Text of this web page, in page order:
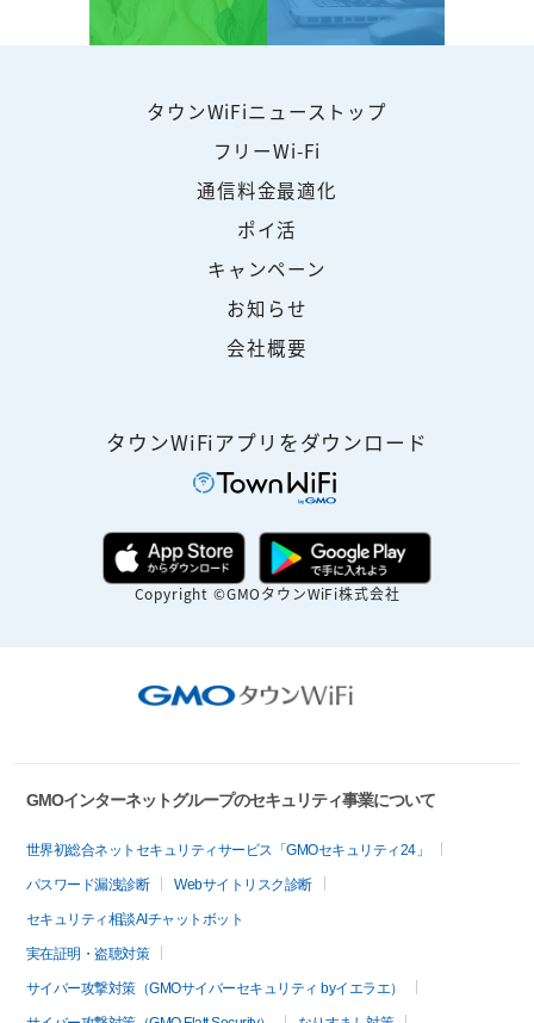
タウンWiFiニューストップ
フリーWi-Fi
通信料金最適化
ポイ活
キャンペーン
お知らせ
会社概要
タウンWiFiアプリをダウンロード
Copyright ©GMOタウンWiFi株式会社
GMOインターネットグループのセキュリティ事業について
世界初総合ネットセキュリティサービス「GMOセキュリティ24」
パスワード漏洩診断 Webサイトリスク診断
セキュリティ相談AIチャットボット
実在証明・盗聴対策
サイバー攻撃対策（GMOサイバーセキュリティ byイエラエ）